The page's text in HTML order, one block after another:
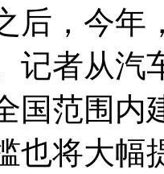
后，今年
记者从汽
国范围内
也将大幅